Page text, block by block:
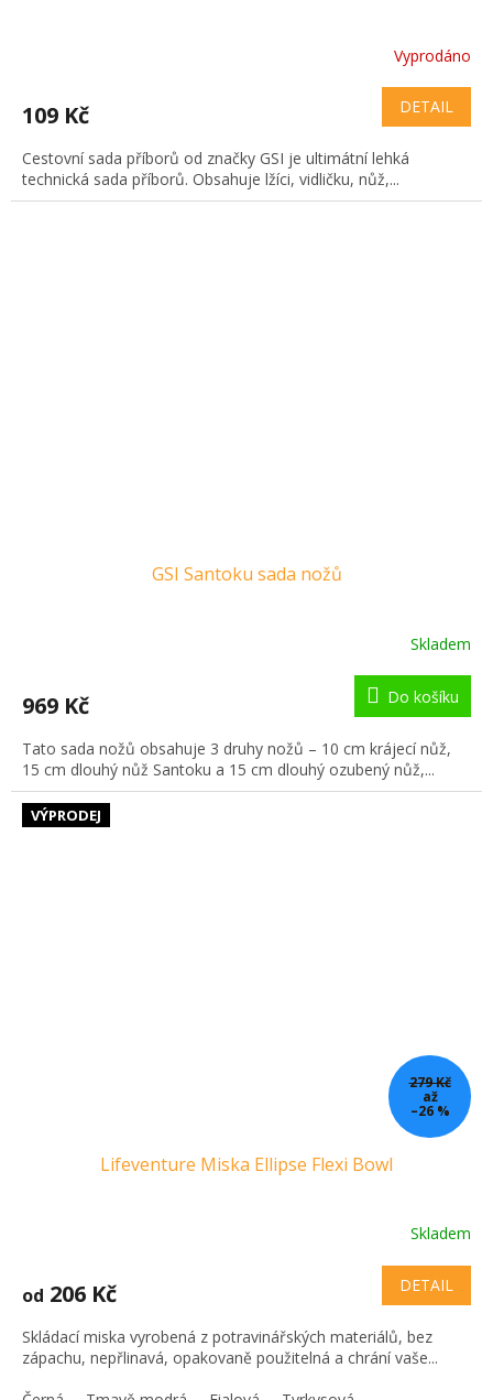
Vyprodáno
109 Kč DETAIL
Cestovní sada příborů od značky GSI je ultimátní lehká
technická sada příborů. Obsahuje lžíci, vidličku, nůž,...
GSI Santoku sada nožů
Skladem
969 Kč Do košíku
Tato sada nožů obsahuje 3 druhy nožů – 10 cm krájecí nůž,
15 cm dlouhý nůž Santoku a 15 cm dlouhý ozubený nůž,...
VÝPRODEJ
279 Kč
až
–26 %
Lifeventure Miska Ellipse Flexi Bowl
Skladem
od 206 Kč DETAIL
Skládací miska vyrobená z potravinářských materiálů, bez
zápachu, nepřlinavá, opakovaně použitelná a chrání vaše...